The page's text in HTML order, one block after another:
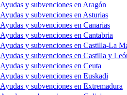
Ayudas y subvenciones en Aragón
Ayudas y subvenciones en Asturias
Ayudas y subvenciones en Canarias
Ayudas y subvenciones en Cantabria
Ayudas y subvenciones en Castilla-La
Ayudas y subvenciones en Castilla y
Ayudas y subvenciones en Ceuta
Ayudas y subvenciones en Euskadi
Ayudas y subvenciones en Extremadura